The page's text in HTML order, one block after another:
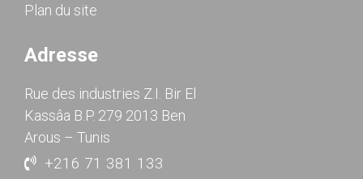
Plan du site
Adresse
Rue des industries Z.I. Bir El
Kassâa B.P. 279 2013 Ben
Arous – Tunis
+216 71 381 133